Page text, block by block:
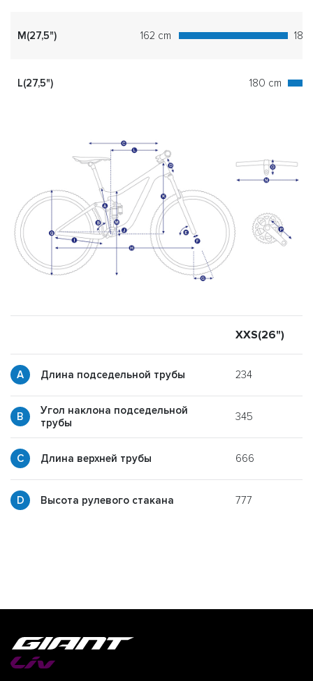
M(27,5") 162 cm 180
L(27,5") 180 cm
XXS(26")
Длина подседельной трубы 234
Угол наклона подседельной
трубы
345
Длина верхней трубы 666
Высота рулевого стакана 777